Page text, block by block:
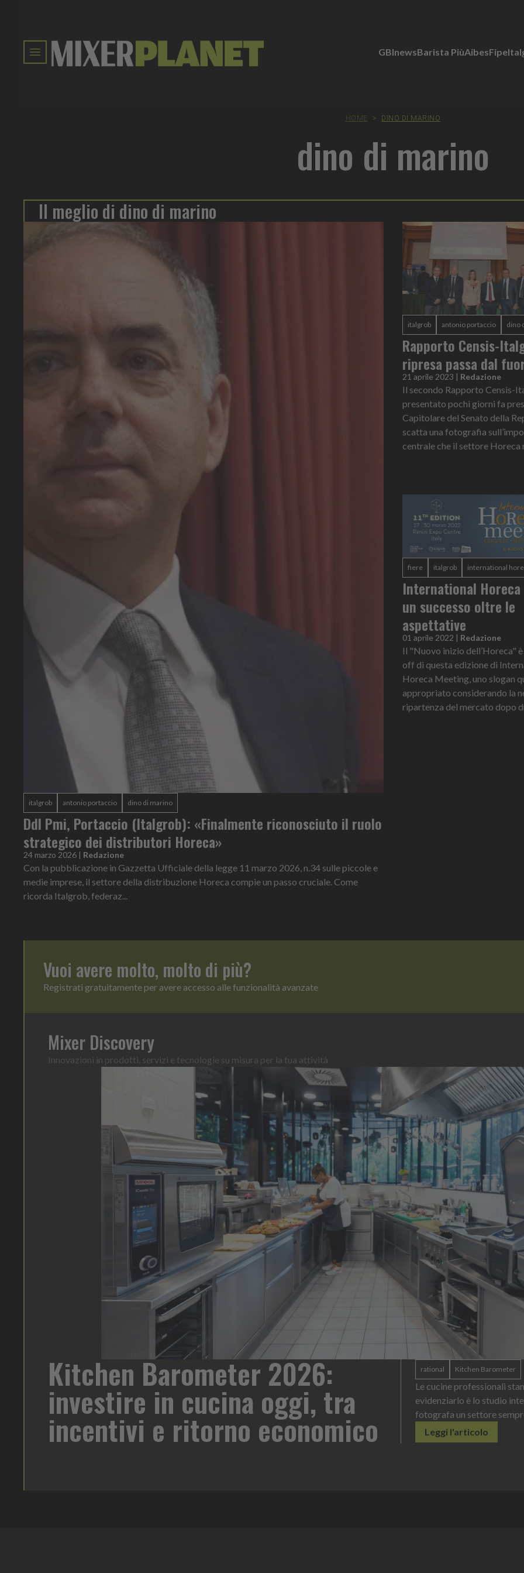
GBInewsBarista PiùAibesFipe
HOME > DINO DI MARINO
dino di marino
Il meglio di dino di marino
italgrob antonio portaccio dino di marino
Ddl Pmi, Portaccio (Italgrob): «Finalmente riconosciuto il ruolo
strategico dei distributori Horeca»
24 marzo 2026 | Redazione
Con la pubblicazione in Gazzetta Ufficiale della legge 11 marzo 2026, n.34 sulle piccole e
medie imprese, il settore della distribuzione Horeca compie un passo cruciale. Come
ricorda Italgrob, federaz...
italgrob antonio portaccio dino
Rapporto Censis-
ripresa passa dal
21 aprile 2023 Redazione
Il secondo Rapporto Censis-
presentato pochi giorni fa
Capitolare del Senato della
scatta una fotografia
centrale che il settore Horeca
fiere italgrob international
International
un successo oltre le
aspettative
01 aprile 2022 | Redazione
Il "Nuovo inizio dell’Horeca"
off di questa edizione di
Horeca Meeting, uno slogan
appropriato considerando la
ripartenza del mercato dopo
Vuoi avere molto, molto di più?
Registrati gratuitamente per avere accesso alle funzionalità avanzate
Mixer Discovery
Innovazioni in prodotti, servizi e tecnologie su misura per la tua attività
Kitchen Barometer 2026:
investire in cucina oggi, tra
incentivi e ritorno economico
rational Kitchen Barometer
Le cucine professionali
evidenziarlo è lo studio
fotografa un settore
Leggi l'articolo